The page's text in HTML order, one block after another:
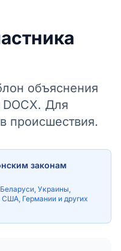
объяснения
Для
происшествия.
законам
Украины,
Германии и других